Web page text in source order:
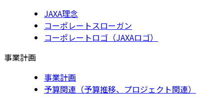
JAXA理念
コーポレートスローガン
コーポレートロゴ（JAXAロゴ）
事業計画
事業計画
予算関連（予算推移、プロジェクト関連）